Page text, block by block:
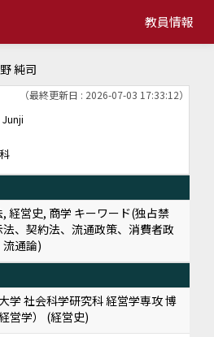
教員情報
純司
（最終更新日 : 2026-07-03 17:33:12）
Junji
経営史, 商学 キーワード(独占禁
、契約法、流通政策、消費者政
通論)
学 社会科学研究科 経営学専攻 博
営学） (経営史)